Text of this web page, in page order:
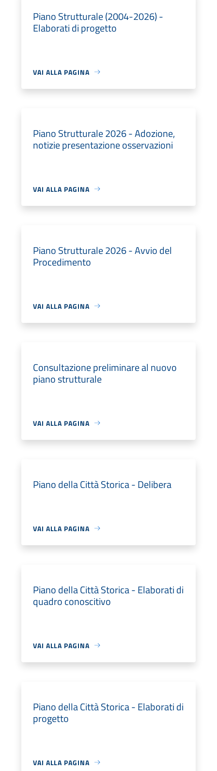
Piano Strutturale (2004-2026) -
Elaborati di progetto
VAI ALLA PAGINA
Piano Strutturale 2026 - Adozione,
notizie presentazione osservazioni
VAI ALLA PAGINA
Piano Strutturale 2026 - Avvio del
Procedimento
VAI ALLA PAGINA
Consultazione preliminare al nuovo
piano strutturale
VAI ALLA PAGINA
Piano della Città Storica - Delibera
VAI ALLA PAGINA
Piano della Città Storica - Elaborati di
quadro conoscitivo
VAI ALLA PAGINA
Piano della Città Storica - Elaborati di
progetto
VAI ALLA PAGINA